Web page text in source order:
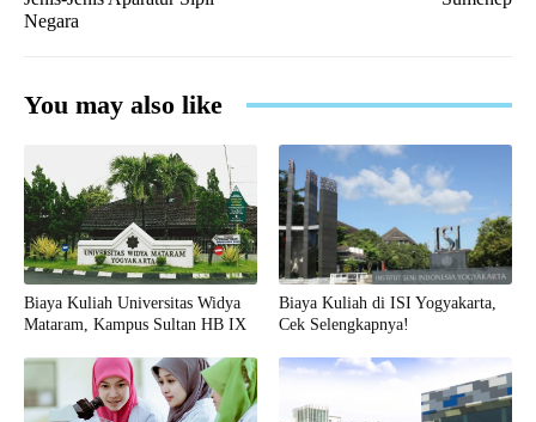
Negara
You may also like
Biaya Kuliah Universitas Widya
Mataram, Kampus Sultan HB IX
Biaya Kuliah di ISI Yogyakarta,
Cek Selengkapnya!